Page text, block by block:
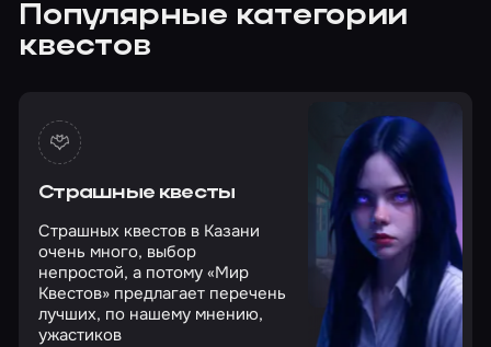
Популярные категории
квестов
Страшные квесты
Страшных квестов в Казани
очень много, выбор
непростой, а потому «Мир
Квестов» предлагает перечень
лучших, по нашему мнению,
ужастиков